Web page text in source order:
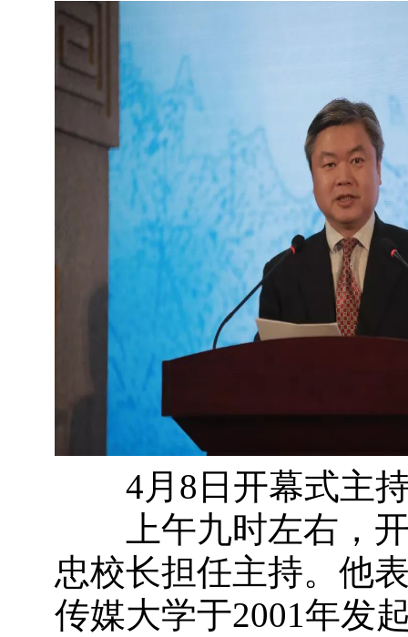
4月8日开幕式主
上午九时左右，开
忠校长担任主持。他
传媒大学于2001年发